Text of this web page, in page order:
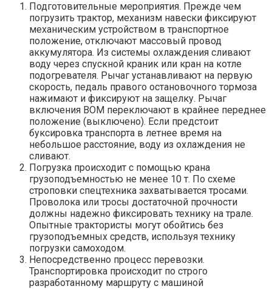
Подготовительные мероприятия. Прежде чем
погрузить трактор, механизм навески фиксируют
механическим устройством в транспортное
положение, отключают массовый провод
аккумулятора. Из системы охлаждения сливают
воду через спускной краник или кран на котле
подогревателя. Рычаг устанавливают на первую
скорость, педаль правого остановочного тормоза
нажимают и фиксируют на защелку. Рычаг
включения ВОМ переключают в крайнее переднее
положение (выключено). Если предстоит
буксировка транспорта в летнее время на
небольшое расстояние, воду из охлаждения не
сливают.
Погрузка происходит с помощью крана
грузоподъемностью не менее 10 т. По схеме
строповки спецтехника захватывается тросами.
Проволока или тросы достаточной прочности
должны надежно фиксировать технику на трале.
Опытные трактористы могут обойтись без
грузоподъемных средств, используя технику
погрузки самоходом.
Непосредственно процесс перевозки.
Транспортировка происходит по строго
разработанному маршруту с машиной